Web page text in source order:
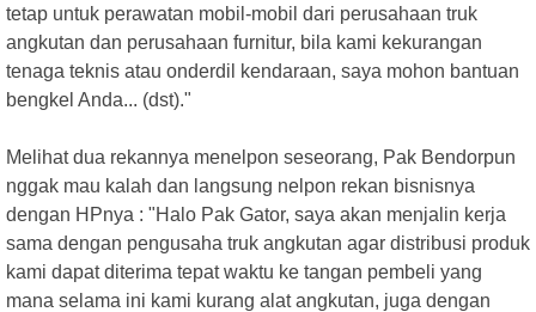
tetap untuk perawatan mobil-mobil dari perusahaan truk
angkutan dan perusahaan furnitur, bila kami kekurangan
tenaga teknis atau onderdil kendaraan, saya mohon bantuan
bengkel Anda... (dst)."
Melihat dua rekannya menelpon seseorang, Pak Bendorpun
nggak mau kalah dan langsung nelpon rekan bisnisnya
dengan HPnya : "Halo Pak Gator, saya akan menjalin kerja
sama dengan pengusaha truk angkutan agar distribusi produk
kami dapat diterima tepat waktu ke tangan pembeli yang
mana selama ini kami kurang alat angkutan, juga dengan